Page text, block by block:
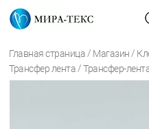
Главная страница / Магазин /
Трансфер лента /Трансфер-